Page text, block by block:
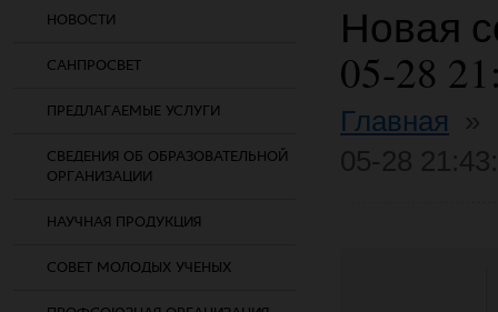
НОВОСТИ
САНПРОСВЕТ
ПРЕДЛАГАЕМЫЕ УСЛУГИ
СВЕДЕНИЯ ОБ ОБРАЗОВАТЕЛЬНОЙ
ОРГАНИЗАЦИИ
НАУЧНАЯ ПРОДУКЦИЯ
СОВЕТ МОЛОДЫХ УЧЕНЫХ
Новая
05-28
Главная